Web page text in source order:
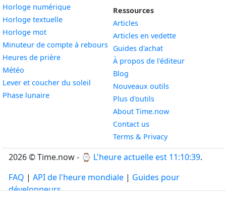
Horloge numériqueWidget
Horloge textuelleWidget
Horloge motWidget
Minuteur de compte à rebours Widget
Heures de prièreWidget
Météo
Lever et coucher du soleil
Phase lunaireWidget
Ressources
Articles
Articles en vedette
Guides d'achat
À propos de l'éditeur
Blog
Nouveaux outils
Plus d'outils
About Time.now
Contact us
Terms & Privacy
2026 © Time.now - ⌚ L'heure actuelle est 11:10:40.
FAQ | API de l'heure mondiale | Guides pour
développeurs